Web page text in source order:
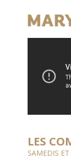
LES
SAMEDIS